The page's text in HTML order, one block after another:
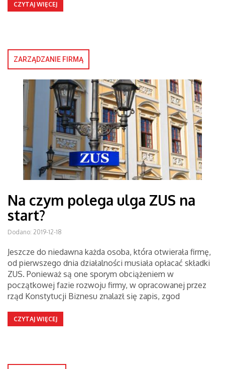
CZYTAJ WIĘCEJ
ZARZĄDZANIE FIRMĄ
Na czym polega ulga ZUS na
start?
Dodano: 2019-12-18
Jeszcze do niedawna każda osoba, która otwierała firmę,
od pierwszego dnia działalności musiała opłacać składki
ZUS. Ponieważ są one sporym obciążeniem w
początkowej fazie rozwoju firmy, w opracowanej przez
rząd Konstytucji Biznesu znalazł się zapis, zgod
CZYTAJ WIĘCEJ